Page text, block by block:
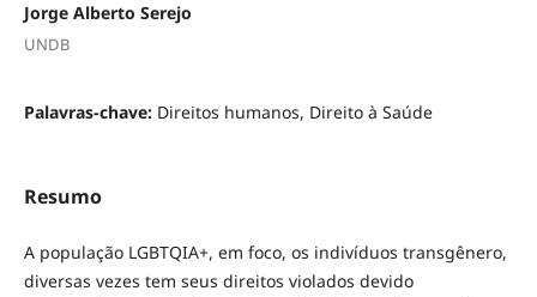
Jorge Alberto Serejo
UNDB
Palavras-chave: Direitos humanos, Direito à Saúde
Resumo
A população LGBTQIA+, em foco, os indivíduos transgênero,
diversas vezes tem seus direitos violados devido